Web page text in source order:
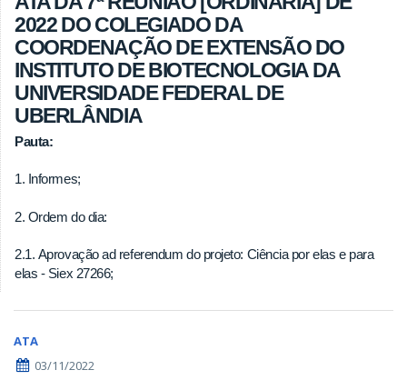
2022 DO COLEGIADO DA
COORDENAÇÃO DE EXTENSÃO DO
INSTITUTO DE BIOTECNOLOGIA DA
UNIVERSIDADE FEDERAL DE
UBERLÂNDIA
Pauta:
1. Informes;
2. Ordem do dia:
2.1. Aprovação ad referendum do projeto: Ciência por elas e para
elas - Siex 27266;
ATA
03/11/2022